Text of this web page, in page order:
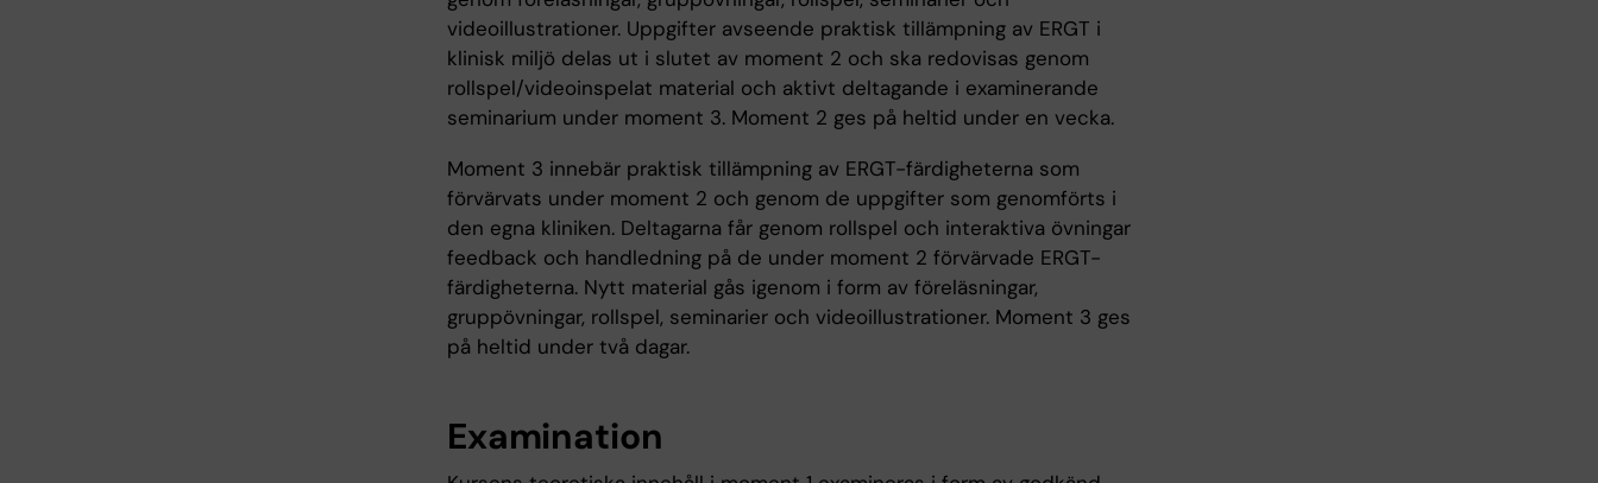
videoillustrationer. Uppgifter avseende praktisk tillämpning av ERGT i
klinisk miljö delas ut i slutet av moment 2 och ska redovisas genom
rollspel/videoinspelat material och aktivt deltagande i examinerande
seminarium under moment 3. Moment 2 ges på heltid under en vecka.
Moment 3 innebär praktisk tillämpning av ERGT-färdigheterna som
förvärvats under moment 2 och genom de uppgifter som genomförts i
den egna kliniken. Deltagarna får genom rollspel och interaktiva övningar
feedback och handledning på de under moment 2 förvärvade ERGT-
färdigheterna. Nytt material gås igenom i form av föreläsningar,
gruppövningar, rollspel, seminarier och videoillustrationer. Moment 3 ges
på heltid under två dagar.
Examination